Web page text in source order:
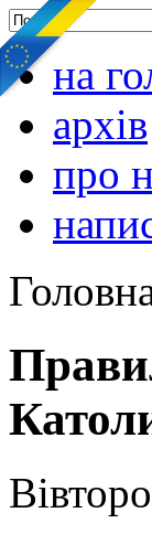
на
архів
про